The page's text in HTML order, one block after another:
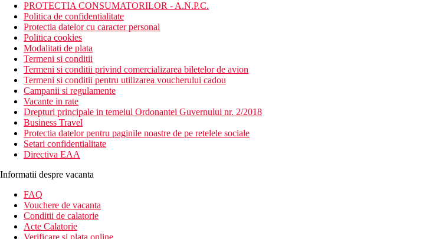
PROTECTIA CONSUMATORILOR - A.N.P.C.
Politica de confidentialitate
Protectia datelor cu caracter personal
Politica cookies
Modalitati de plata
Termeni si conditii
Termeni si conditii privind comercializarea biletelor de avion
Termeni si conditii pentru utilizarea voucherului cadou
Campanii si regulamente
Vacante in rate
Drepturi principale in temeiul Ordonantei Guvernului nr. 2/2018
Business Travel
Protectia datelor pentru paginile noastre de pe retelele sociale
Setari confidentialitate
Directiva EAA
Informatii despre vacanta
FAQ
Vouchere de vacanta
Conditii de calatorie
Acte Calatorie